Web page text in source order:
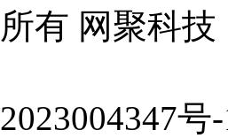
所有 网聚科
2023004347号-